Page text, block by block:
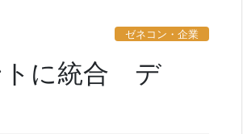
ゼネコン・企業
トに統合 デ